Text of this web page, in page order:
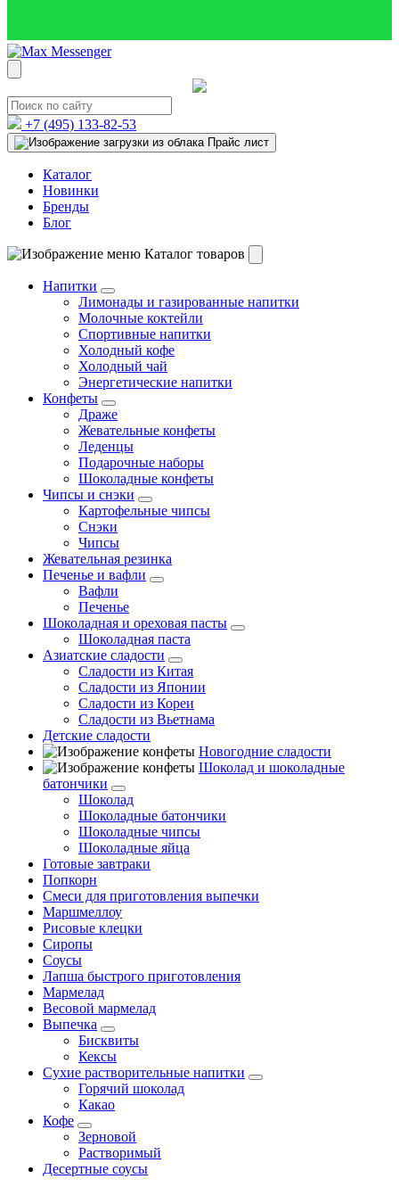
+7 (495) 133-82-53
Прайс лист
Каталог
Новинки
Бренды
Блог
Каталог товаров
Напитки
Лимонады и газированные напитки
Молочные коктейли
Спортивные напитки
Холодный кофе
Холодный чай
Энергетические напитки
Конфеты
Драже
Жевательные конфеты
Леденцы
Подарочные наборы
Шоколадные конфеты
Чипсы и снэки
Картофельные чипсы
Снэки
Чипсы
Жевательная резинка
Печенье и вафли
Вафли
Печенье
Шоколадная и ореховая пасты
Шоколадная паста
Азиатские сладости
Сладости из Китая
Сладости из Японии
Сладости из Кореи
Сладости из Вьетнама
Детские сладости
Новогодние сладости
Шоколад и шоколадные
батончики
Шоколад
Шоколадные батончики
Шоколадные чипсы
Шоколадные яйца
Готовые завтраки
Попкорн
Смеси для приготовления выпечки
Маршмеллоу
Рисовые клецки
Сиропы
Соусы
Лапша быстрого приготовления
Мармелад
Весовой мармелад
Выпечка
Бисквиты
Кексы
Сухие растворительные напитки
Горячий шоколад
Какао
Кофе
Зерновой
Растворимый
Десертные соусы